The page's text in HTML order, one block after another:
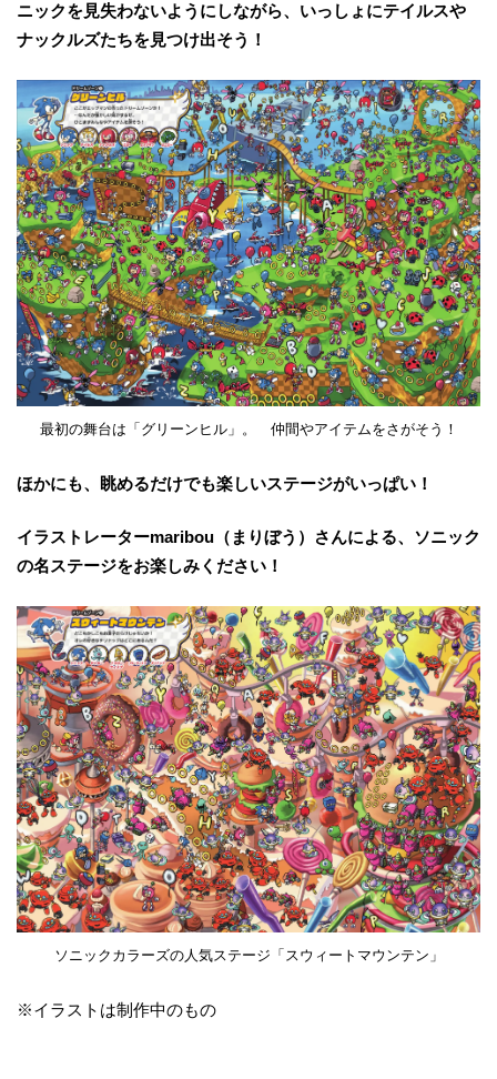
ニックを見失わないようにしながら、いっしょにテイルスや
ナックルズたちを見つけ出そう！
最初の舞台は「グリーンヒル」。 仲間やアイテムをさがそう！
ほかにも、眺めるだけでも楽しいステージがいっぱい！
イラストレーターmaribou（まりぼう）さんによる、ソニック
の名ステージをお楽しみください！
ソニックカラーズの人気ステージ「スウィートマウンテン」
※イラストは制作中のもの